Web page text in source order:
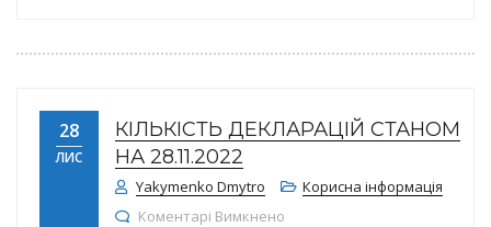
28
ЛИС
КІЛЬКІСТЬ ДЕКЛАРАЦІЙ СТАНОМ
НА 28.11.2022
Yakymenko Dmytro
Корисна інформація
Коментарі Вимкнено